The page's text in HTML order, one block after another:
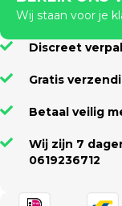
Wij staan voor je
Discreet
Gratis
Betaal veilig
Wij zijn 7
0619236712